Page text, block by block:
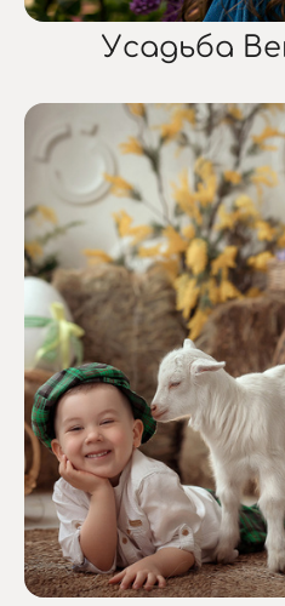
Усадьба